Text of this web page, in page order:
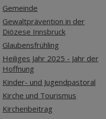
Gemeinde
Gewaltprävention in der
Diözese Innsbruck
Glaubensfrühling
Heiliges Jahr 2025 - Jahr der
Hoffnung
Kinder- und Jugendpastoral
Kirche und Tourismus
Kirchenbeitrag